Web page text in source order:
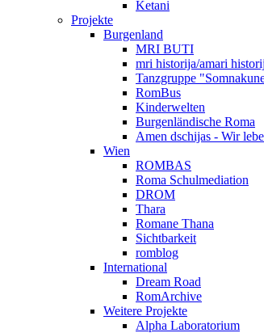
Ketani
Projekte
Burgenland
MRI BUTI
mri historija/amari
Tanzgruppe
RomBus
Kinderwelten
Burgenländische Roma
Amen dschijas - Wir
Wien
ROMBAS
Roma Schulmediation
DROM
Thara
Romane Thana
Sichtbarkeit
romblog
International
Dream Road
RomArchive
Weitere Projekte
Alpha Laboratorium